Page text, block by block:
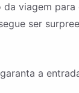
viagem
ser
a